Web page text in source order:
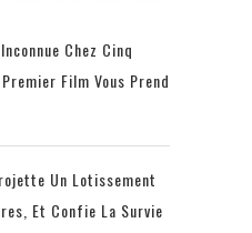
Chez Cinq
Film Vous Prend
Un Lotissement
Et Confie La Survie